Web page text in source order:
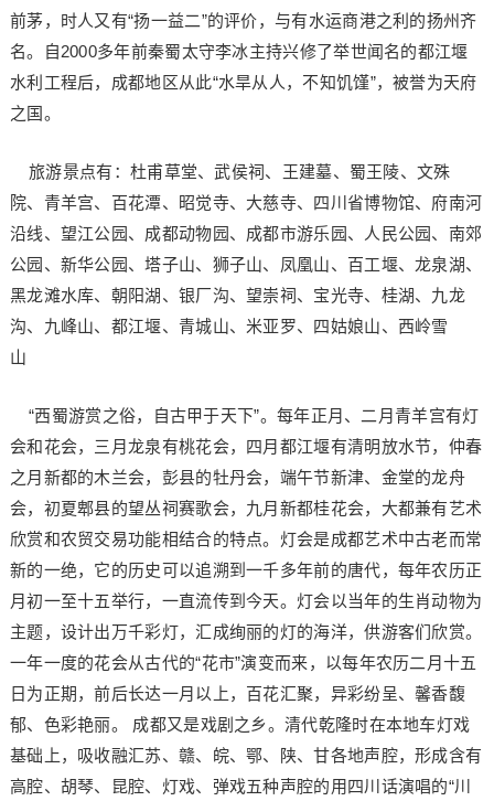
前茅，时人又有“扬一益二”的评价，与有水运商港之利的扬州齐
名。自2000多年前秦蜀太守李冰主持兴修了举世闻名的都江堰
水利工程后，成都地区从此“水旱从人，不知饥馑”，被誉为天府
之国。
旅游景点有：杜甫草堂、武侯祠、王建墓、蜀王陵、文殊
院、青羊宫、百花潭、昭觉寺、大慈寺、四川省博物馆、府南河
沿线、望江公园、成都动物园、成都市游乐园、人民公园、南郊
公园、新华公园、塔子山、狮子山、凤凰山、百工堰、龙泉湖、
黑龙滩水库、朝阳湖、银厂沟、望崇祠、宝光寺、桂湖、九龙
沟、九峰山、都江堰、青城山、米亚罗、四姑娘山、西岭雪
山
“西蜀游赏之俗，自古甲于天下”。每年正月、二月青羊宫有灯
会和花会，三月龙泉有桃花会，四月都江堰有清明放水节，仲春
之月新都的木兰会，彭县的牡丹会，端午节新津、金堂的龙舟
会，初夏郫县的望丛祠赛歌会，九月新都桂花会，大都兼有艺术
欣赏和农贸交易功能相结合的特点。灯会是成都艺术中古老而常
新的一绝，它的历史可以追溯到一千多年前的唐代，每年农历正
月初一至十五举行，一直流传到今天。灯会以当年的生肖动物为
主题，设计出万千彩灯，汇成绚丽的灯的海洋，供游客们欣赏。
一年一度的花会从古代的“花市”演变而来，以每年农历二月十五
日为正期，前后长达一月以上，百花汇聚，异彩纷呈、馨香馥
郁、色彩艳丽。 成都又是戏剧之乡。清代乾隆时在本地车灯戏
基础上，吸收融汇苏、赣、皖、鄂、陕、甘各地声腔，形成含有
高腔、胡琴、昆腔、灯戏、弹戏五种声腔的用四川话演唱的“川